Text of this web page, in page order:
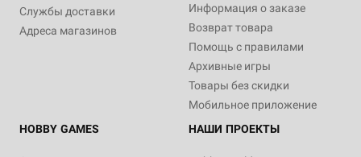
Службы доставки
Адреса магазинов
Информация о заказе
Возврат товара
Помощь с правилами
Архивные игры
Товары без скидки
Мобильное приложение
HOBBY GAMES
НАШИ ПРОЕКТЫ